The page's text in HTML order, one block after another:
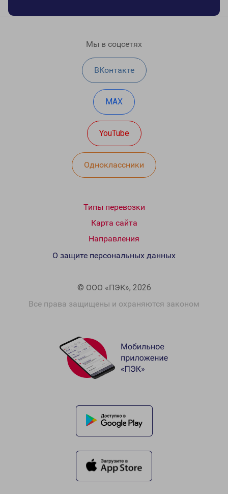
Мы в соцсетях
ВКонтакте
MAX
YouTube
Одноклассники
Типы перевозки
Карта сайта
Направления
© ООО «ПЭК», 2026
Все права защищены и охраняются законом
О защите персональных данных